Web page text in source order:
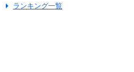
ランキング一覧